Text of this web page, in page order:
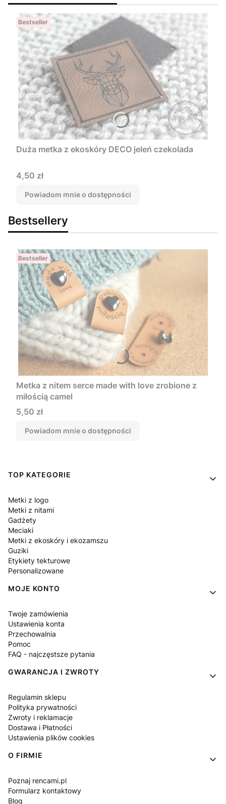
Bestseller
Duża metka z ekoskóry DECO jeleń czekolada
Cena
4,50 zł
Powiadom mnie o dostępności
Bestsellery
Bestseller
Metka z nitem serce made with love zrobione z
miłością camel
Cena
5,50 zł
Powiadom mnie o dostępności
Linki w stopce
TOP KATEGORIE
Metki z logo
Metki z nitami
Gadżety
Meciaki
Metki z ekoskóry i ekozamszu
Guziki
Etykiety tekturowe
Personalizowane
MOJE KONTO
Twoje zamówienia
Ustawienia konta
Przechowalnia
Pomoc
FAQ - najczęstsze pytania
GWARANCJA I ZWROTY
Regulamin sklepu
Polityka prywatności
Zwroty i reklamacje
Dostawa i Płatności
Ustawienia plików cookies
O FIRMIE
Poznaj rencami.pl
Formularz kontaktowy
Blog